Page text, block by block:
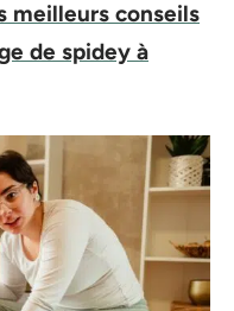
meilleurs conseils
de spidey à